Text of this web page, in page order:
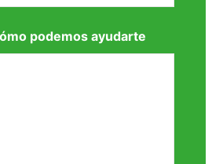
podemos ayudarte